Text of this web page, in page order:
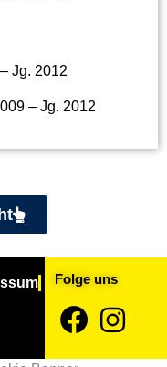
Jg. 2012
– Jg. 2012
Folge uns